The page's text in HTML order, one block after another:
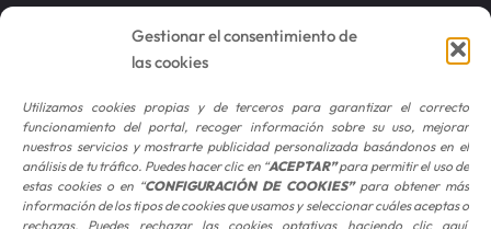
Gestionar el consentimiento de
las cookies
Utilizamos cookies propias y de terceros para garantizar el correcto
funcionamiento del portal, recoger información sobre su uso, mejorar
nuestros servicios y mostrarte publicidad personalizada basándonos en el
análisis de tu tráfico. Puedes hacer clic en “ACEPTAR”para permitir el uso de
estas cookies o en “CONFIGURACIÓN DE COOKIES”para obtener más
información de los tipos de cookies que usamos y seleccionar cuáles aceptas o
rechazas. Puedes rechazar las cookies optativas haciendo clic aquí
una subvención de la Consejería de Empleo,
Empresa y Trabajo Autónomo de la Junta de
Andalucía, financiada por la Unión Europea con
cargo al Programa FSE+ Andalucía 2021-2027,
enmarcada en el Programa Emplea-T, para la
inserción laboral y el fomento de la contratación